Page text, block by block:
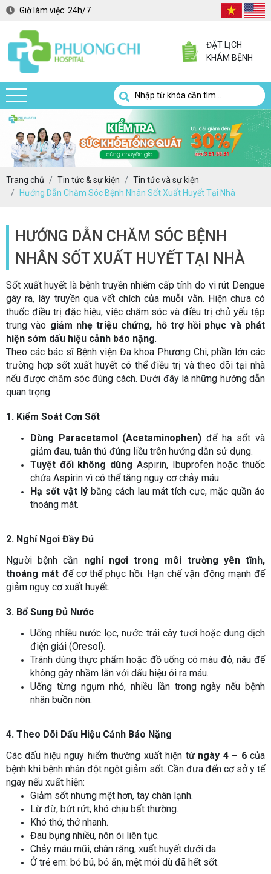
Giờ làm việc: 24h/7
ĐẶT LỊCH
KHÁM BỆNH
Trang chủ Tin tức & sự kiện
Tin tức và sự kiện
Hướng Dẫn Chăm Sóc Bệnh Nhân Sốt Xuất Huyết Tại Nhà
HƯỚNG DẪN CHĂM SÓC BỆNH
NHÂN SỐT XUẤT HUYẾT TẠI NHÀ
Sốt xuất huyết là bệnh truyền nhiễm cấp tính do vi rút Dengue
gây ra, lây truyền qua vết chích của muỗi vằn. Hiện chưa có
thuốc điều trị đặc hiệu, việc chăm sóc và điều trị chủ yếu tập
trung vào giảm nhẹ triệu chứng, hỗ trợ hồi phục và phát
hiện sớm dấu hiệu cảnh báo nặng.
Theo các bác sĩ Bệnh viện Đa khoa Phương Chi, phần lớn các
trường hợp sốt xuất huyết có thể điều trị và theo dõi tại nhà
nếu được chăm sóc đúng cách. Dưới đây là những hướng dẫn
quan trọng.
1. Kiểm Soát Cơn Sốt
Dùng Paracetamol (Acetaminophen) để hạ sốt và
giảm đau, tuân thủ đúng liều trên hướng dẫn sử dụng.
Tuyệt đối không dùng Aspirin, Ibuprofen hoặc thuốc
chứa Aspirin vì có thể tăng nguy cơ chảy máu.
Hạ sốt vật lý bằng cách lau mát tích cực, mặc quần áo
thoáng mát.
2. Nghỉ Ngơi Đầy Đủ
Người bệnh cần nghỉ ngơi trong môi trường yên tĩnh,
thoáng mát để cơ thể phục hồi. Hạn chế vận động mạnh để
giảm nguy cơ xuất huyết.
3. Bổ Sung Đủ Nước
Uống nhiều nước lọc, nước trái cây tươi hoặc dung dịch
điện giải (Oresol).
Tránh dùng thực phẩm hoặc đồ uống có màu đỏ, nâu để
không gây nhầm lẫn với dấu hiệu ói ra máu.
Uống từng ngụm nhỏ, nhiều lần trong ngày nếu bệnh
nhân buồn nôn.
4. Theo Dõi Dấu Hiệu Cảnh Báo Nặng
Các dấu hiệu nguy hiểm thường xuất hiện từ ngày 4 – 6của
bệnh khi bệnh nhân đột ngột giảm sốt. Cần đưa đến cơ sở y tế
ngay nếu xuất hiện:
Giảm sốt nhưng mệt hơn, tay chân lạnh.
Lừ đừ, bứt rứt, khó chịu bất thường.
Khó thở, thở nhanh.
Đau bụng nhiều, nôn ói liên tục.
Chảy máu mũi, chân răng, xuất huyết dưới da.
Ở trẻ em: bỏ bú, bỏ ăn, mệt mỏi dù đã hết sốt.